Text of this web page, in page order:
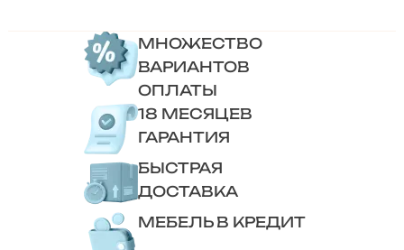
МНОЖЕСТВО
ВАРИАНТОВ
ОПЛАТЫ
18 МЕСЯЦЕВ
ГАРАНТИЯ
БЫСТРАЯ
ДОСТАВКА
МЕБЕЛЬ В КРЕДИТ